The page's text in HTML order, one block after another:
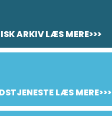
ARKIV LÆS MERE>>>
LÆS MERE>>>